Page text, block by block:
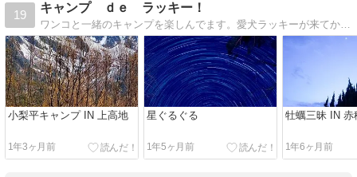
19
キャンプ ｄｅ ラッキー！
ワンコと一緒のキャンプを楽しんでます。愛犬ラッキーが来てからキャンプに目覚めた我家のたわいもないブログです！
小梨平キャンプ IN 上高地
1年3ヶ月前
星ぐるぐる
1年5ヶ月前
牡蠣三昧 IN 赤
1年6ヶ月前